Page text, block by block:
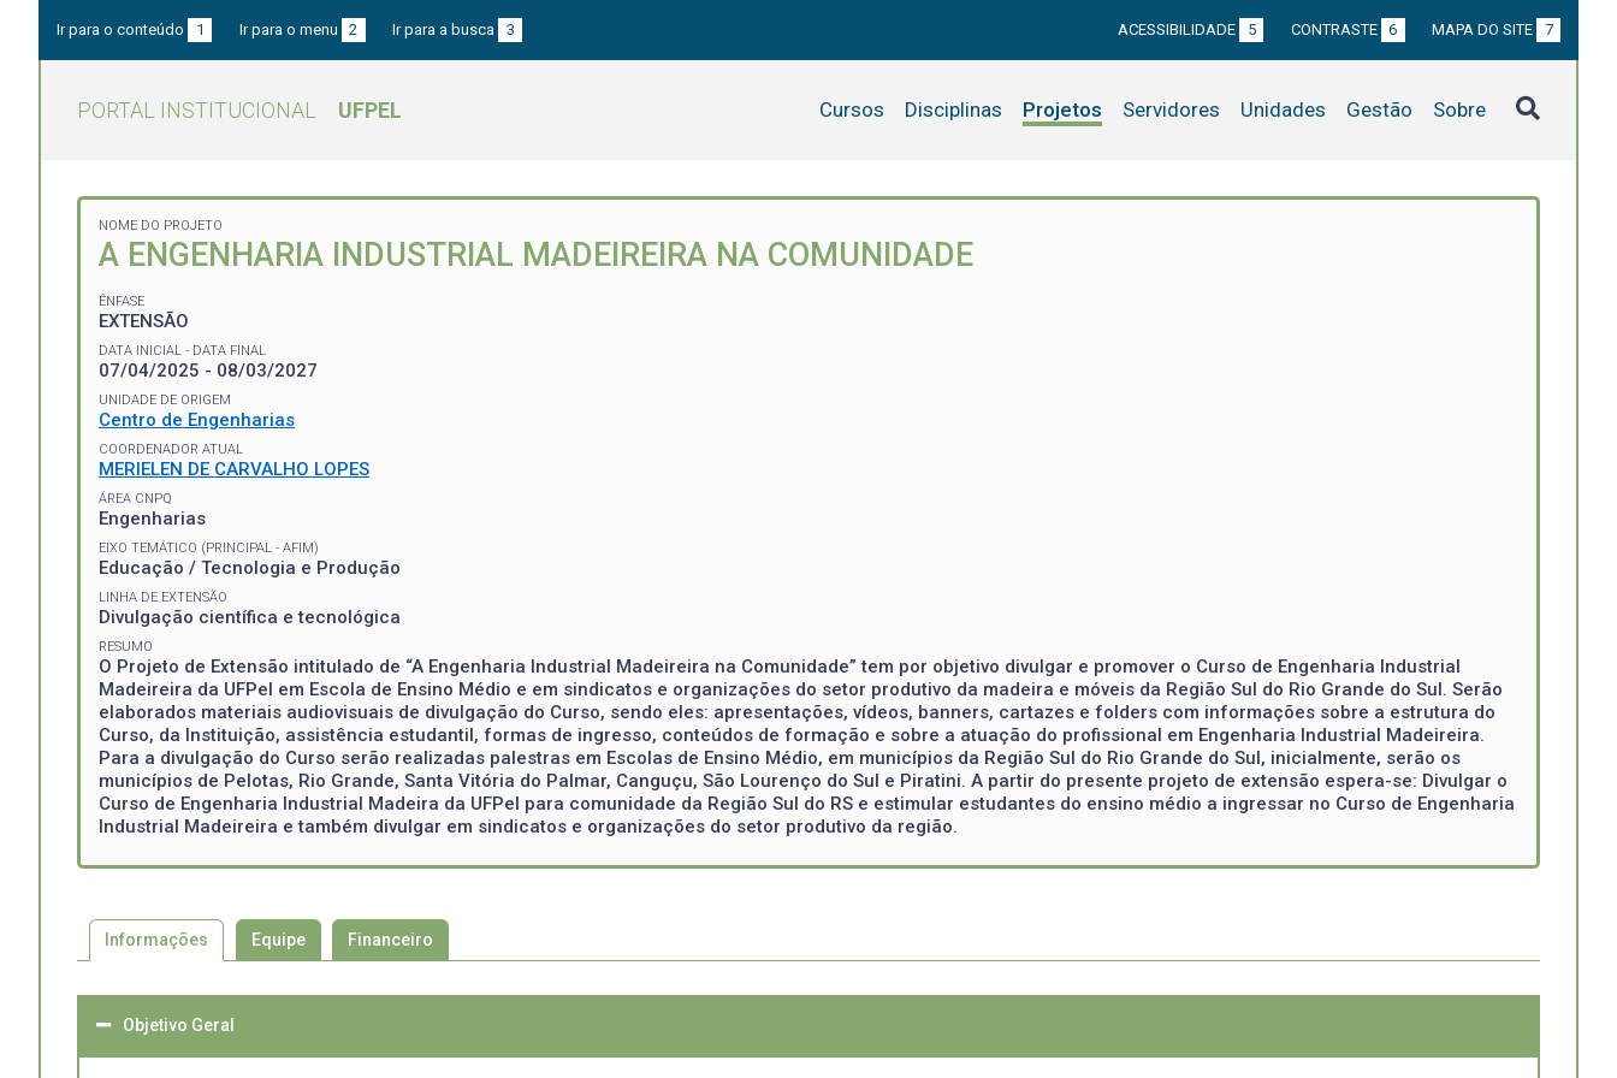
Ir para o conteúdo 1 Ir para o menu 2 Ir para a busca 3 ACESSIBILIDADE 5 CONTRASTE 6 MAPA DO SITE 7
PORTAL INSTITUCIONAL UFPEL Cursos Disciplinas Projetos Servidores Unidades Gestão Sobre
NOME DO PROJETO
A ENGENHARIA INDUSTRIAL MADEIREIRA NA COMUNIDADE
ÊNFASE
EXTENSÃO
DATA INICIAL - DATA FINAL
07/04/2025 - 08/03/2027
UNIDADE DE ORIGEM
Centro de Engenharias
COORDENADOR ATUAL
MERIELEN DE CARVALHO LOPES
ÁREA CNPQ
Engenharias
EIXO TEMÁTICO (PRINCIPAL - AFIM)
Educação / Tecnologia e Produção
LINHA DE EXTENSÃO
Divulgação científica e tecnológica
RESUMO
O Projeto de Extensão intitulado de “A Engenharia Industrial Madeireira na Comunidade” tem por objetivo divulgar e promover o Curso de Engenharia Industrial
Madeireira da UFPel em Escola de Ensino Médio e em sindicatos e organizações do setor produtivo da madeira e móveis da Região Sul do Rio Grande do Sul. Serão
elaborados materiais audiovisuais de divulgação do Curso, sendo eles: apresentações, vídeos, banners, cartazes e folders com informações sobre a estrutura do
Curso, da Instituição, assistência estudantil, formas de ingresso, conteúdos de formação e sobre a atuação do profissional em Engenharia Industrial Madeireira.
Para a divulgação do Curso serão realizadas palestras em Escolas de Ensino Médio, em municípios da Região Sul do Rio Grande do Sul, inicialmente, serão os
municípios de Pelotas, Rio Grande, Santa Vitória do Palmar, Canguçu, São Lourenço do Sul e Piratini. A partir do presente projeto de extensão espera-se: Divulgar o
Curso de Engenharia Industrial Madeira da UFPel para comunidade da Região Sul do RS e estimular estudantes do ensino médio a ingressar no Curso de Engenharia
Industrial Madeireira e também divulgar em sindicatos e organizações do setor produtivo da região.
Informações Equipe Financeiro
Objetivo Geral